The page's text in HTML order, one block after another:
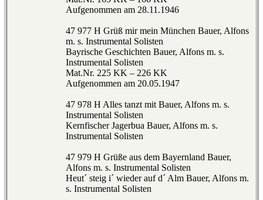
Aufgenommen am 28.11.1946
47 977 H Grüß mir mein München Bauer, Alfons
m. s. Instrumental Solisten
Bayrische Geschichten Bauer, Alfons m. s.
Instrumental Solisten
Mat.Nr. 225 KK – 226 KK
Aufgenommen am 20.05.1947
47 978 H Alles tanzt mit Bauer, Alfons m. s.
Instrumental Solisten
Kernfischer Jagerbua Bauer, Alfons m. s.
Instrumental Solisten
47 979 H Grüße aus dem Bayernland Bauer,
Alfons m. s. Instrumental Solisten
Heut´ steig i´ wieder auf d´ Alm Bauer, Alfons m.
s. Instrumental Solisten